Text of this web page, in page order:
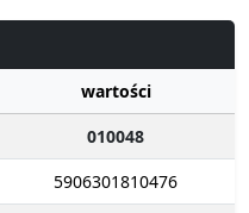
wartości
010048
5906301810476